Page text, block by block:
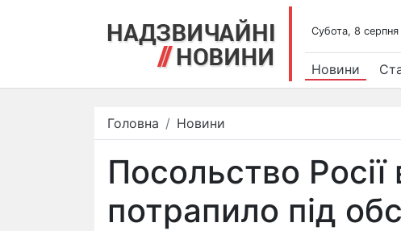
Субота, 8
Новини
Головна Новини
Посольство
потрапило під